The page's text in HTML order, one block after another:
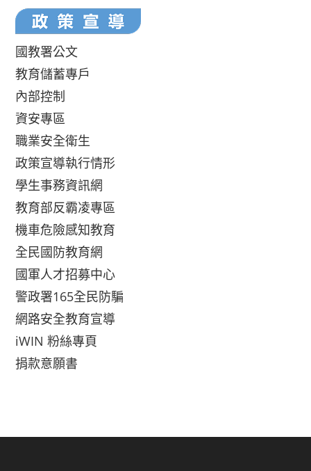
國教署公文
教育儲蓄專戶
內部控制
資安專區
職業安全衛生
政策宣導執行情形
學生事務資訊網
教育部反霸凌專區
機車危險感知教育
全民國防教育網
國軍人才招募中心
警政署165全民防騙
網路安全教育宣導
iWIN 粉絲專頁
捐款意願書